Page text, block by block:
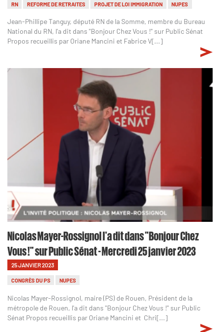
RN REFORME DE RETRAITES PROJET DE LOI IMMIGRATION NUPES
Jean-Phillipe Tanguy, député RN de la Somme, membre du Bureau
National du RN, l'a dit dans "Bonjour Chez Vous !" sur Public Sénat
Propos recueillis par Oriane Mancini et Fabrice V[...]
Nicolas Mayer-Rossignol l'a dit dans "Bonjour Chez
Vous !" sur Public Sénat - Mercredi 25 janvier 2023
25 JANVIER 2023
CONGRÈS DU PS NUPES
Nicolas Mayer-Rossignol, maire (PS) de Rouen, Président de la
métropole de Rouen, l'a dit dans "Bonjour Chez Vous !" sur Public
Sénat Propos recueillis par Oriane Mancini et Chri[...]